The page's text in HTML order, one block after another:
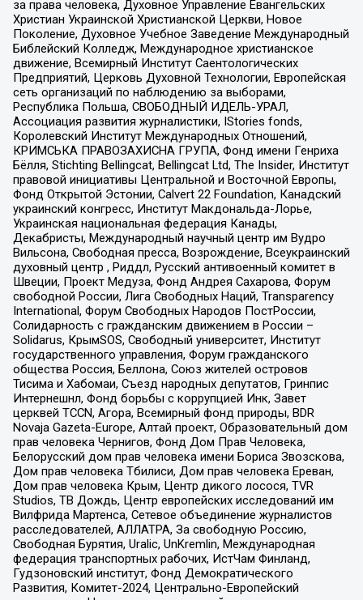
за права человека, Духовное Управление Евангельских
Христиан Украинской Христианской Церкви, Новое
Поколение, Духовное Учебное Заведение Международный
Библейский Колледж, Международное христианское
движение, Всемирный Институт Саентологических
Предприятий, Церковь Духовной Технологии, Европейская
сеть организаций по наблюдению за выборами,
Республика Польша, СВОБОДНЫЙ ИДЕЛЬ-УРАЛ,
Ассоциация развития журналистики, IStories fonds,
Королевский Институт Международных Отношений,
КРИМСЬКА ПРАВОЗАХИСНА ГРУПА, Фонд имени Генриха
Бёлля, Stichting Bellingcat, Bellingcat Ltd, The Insider, Институт
правовой инициативы Центральной и Восточной Европы,
Фонд Открытой Эстонии, Calvert 22 Foundation, Канадский
украинский конгресс, Институт Макдональда-Лорье,
Украинская национальная федерация Канады,
Декабристы, Международный научный центр им Вудро
Вильсона, Свободная пресса, Возрождение, Всеукраинский
духовный центр , Риддл, Русский антивоенный комитет в
Швеции, Проект Медуза, Фонд Андрея Сахарова, Форум
свободной России, Лига Свободных Наций, Transparеncy
International, Форум Свободных Народов ПостРоссии,
Солидарность с гражданским движением в России –
Solidarus, КрымSOS, Свободный университет, Институт
государственного управления, Форум гражданского
общества Россия, Беллона, Союз жителей островов
Тисима и Хабомаи, Съезд народных депутатов, Гринпис
Интернешнл, Фонд борьбы с коррупцией Инк, Завет
церквей TCCN, Агора, Всемирный фонд природы, BDR
Novaja Gazeta-Europe, Алтай проект, Образовательный дом
прав человека Чернигов, Фонд Дом Прав Человека,
Белорусский дом прав человека имени Бориса Звозскова,
Дом прав человека Тбилиси, Дом прав человека Ереван,
Дом прав человека Крым, Центр дикого лосося, TVR
Studios, ТВ Дождь, Центр европейских исследований им
Вилфрида Мартенса, Сетевое объединение журналистов
расследователей, АЛЛАТРА, За свободную Россию,
Свободная Бурятия, Uralic, UnKremlin, Международная
федерация транспортных рабочих, ИстЧам Финланд,
Гудзоновский институт, Фонд Демократического
Развития, Комитет-2024, Центрально-Европейский